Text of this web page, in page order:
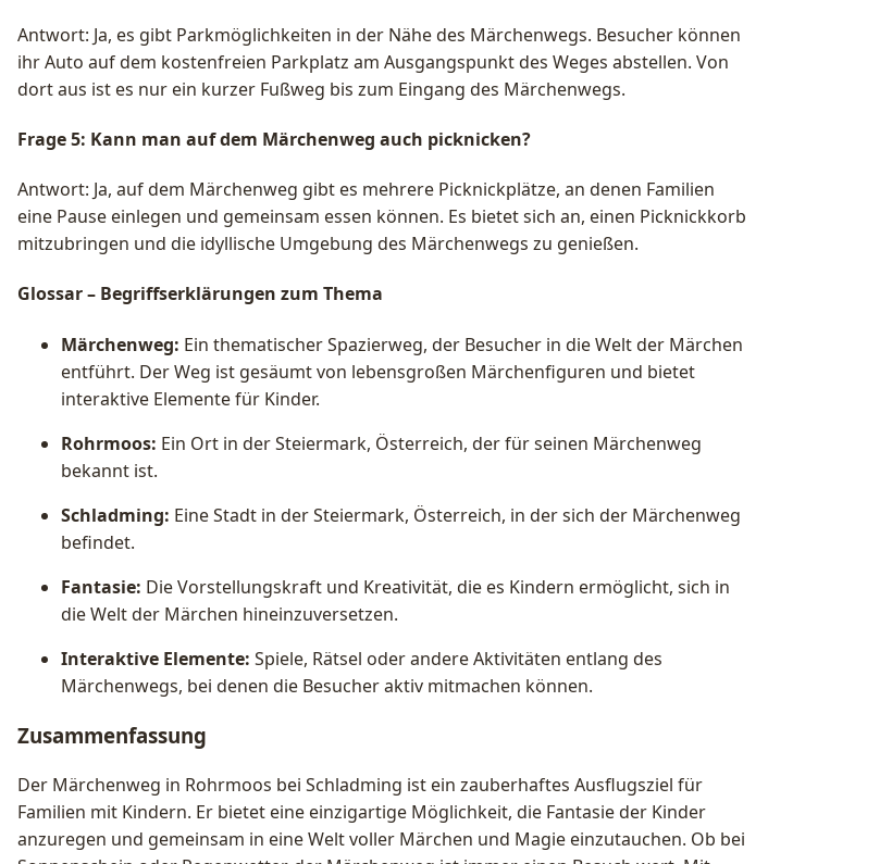
Antwort: Ja, es gibt Parkmöglichkeiten in der Nähe des Märchenwegs. Besucher können
ihr Auto auf dem kostenfreien Parkplatz am Ausgangspunkt des Weges abstellen. Von
dort aus ist es nur ein kurzer Fußweg bis zum Eingang des Märchenwegs.
Frage 5: Kann man auf dem Märchenweg auch picknicken?
Antwort: Ja, auf dem Märchenweg gibt es mehrere Picknickplätze, an denen Familien
eine Pause einlegen und gemeinsam essen können. Es bietet sich an, einen Picknickkorb
mitzubringen und die idyllische Umgebung des Märchenwegs zu genießen.
Glossar – Begriffserklärungen zum Thema
Märchenweg: Ein thematischer Spazierweg, der Besucher in die Welt der Märchen
entführt. Der Weg ist gesäumt von lebensgroßen Märchenfiguren und bietet
interaktive Elemente für Kinder.
Rohrmoos: Ein Ort in der Steiermark, Österreich, der für seinen Märchenweg
bekannt ist.
Schladming: Eine Stadt in der Steiermark, Österreich, in der sich der Märchenweg
befindet.
Fantasie: Die Vorstellungskraft und Kreativität, die es Kindern ermöglicht, sich in
die Welt der Märchen hineinzuversetzen.
Interaktive Elemente: Spiele, Rätsel oder andere Aktivitäten entlang des
Märchenwegs, bei denen die Besucher aktiv mitmachen können.
Zusammenfassung
Der Märchenweg in Rohrmoos bei Schladming ist ein zauberhaftes Ausflugsziel für
Familien mit Kindern. Er bietet eine einzigartige Möglichkeit, die Fantasie der Kinder
anzuregen und gemeinsam in eine Welt voller Märchen und Magie einzutauchen. Ob bei